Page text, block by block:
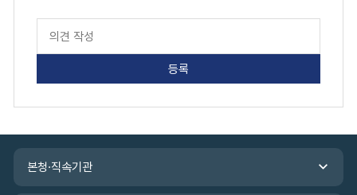
지
족
력
본청·직속기관